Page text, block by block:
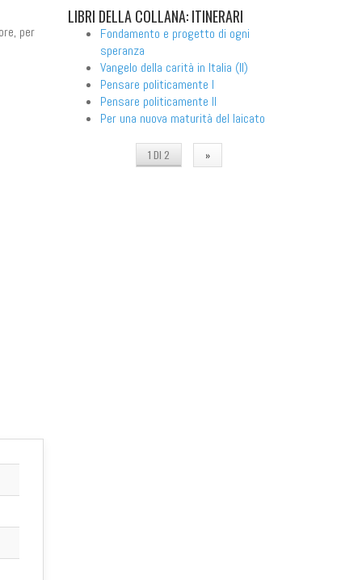
per
LIBRI DELLA COLLANA: ITINERARI
Fondamento e progetto di ogni
speranza
Vangelo della carità in Italia (Il)
Pensare politicamente I
Pensare politicamente II
Per una nuova maturità del laicato
1 DI 2 »